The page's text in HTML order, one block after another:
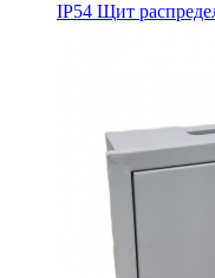
IP54 Щит